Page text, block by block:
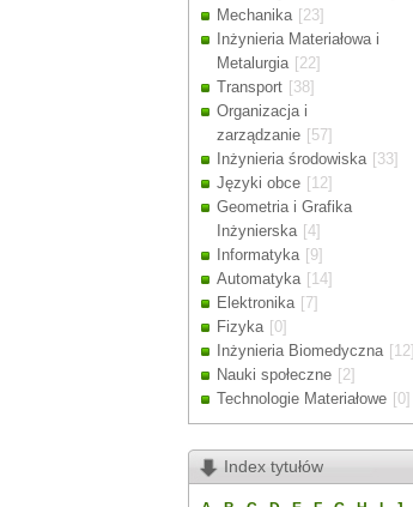
Mechanika [23]
Inżynieria Materiałowa i
Metalurgia [22]
Transport [38]
Organizacja i
zarządzanie [57]
Inżynieria środowiska [33]
Języki obce [12]
Geometria i Grafika
Inżynierska [4]
Informatyka [9]
Automatyka [14]
Elektronika [7]
Fizyka [0]
Inżynieria Biomedyczna [12]
Nauki społeczne [2]
Technologie Materiałowe [0]
Index tytułów